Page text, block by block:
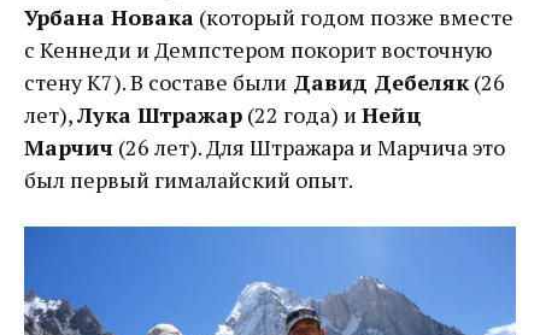
Урбана Новака (который годом позже вместе
с Кеннеди и Демпстером покорит восточную
стену К7). В составе были Давид Дебеляк(26
лет),Лука Штражар (22 года) и Нейц
Марчич (26 лет). Для Штражара и Марчича это
был первый гималайский опыт.